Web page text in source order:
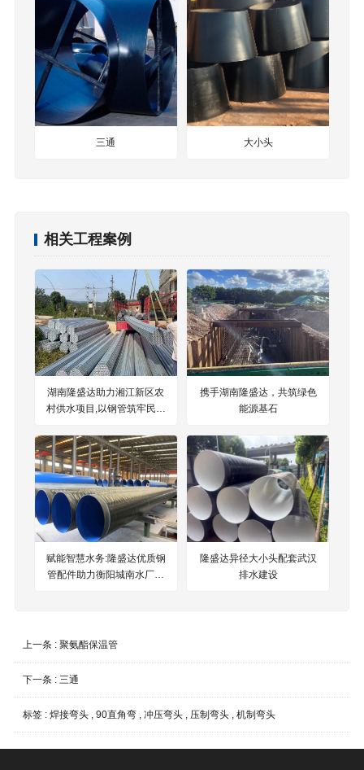
三通 大小头
相关工程案例
湖南隆盛达助力湘江新区农
村供水项目,以钢管筑牢民生
携手湖南隆盛达，共筑绿色
能源基石
赋能智慧水务:隆盛达优质钢
管配件助力衡阳城南水厂升
隆盛达异径大小头配套武汉
排水建设
上一条 :聚氨酯保温管
下一条 :三通
标签 :焊接弯头,90直角弯,冲压弯头, 压制弯头,机制弯头